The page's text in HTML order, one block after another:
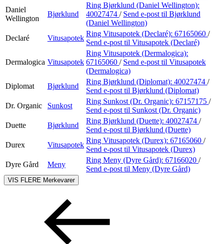
Daniel
Wellington
Bjørklund
Ring Bjørklund (Daniel Wellington):
40027474 / Send e-post til Bjørklund
(Daniel Wellington)
Declaré
Vitusapotek
Ring Vitusapotek (Declaré): 67165060 /
Send e-post til Vitusapotek (Declaré)
Dermalogica Vitusapotek
Ring Vitusapotek (Dermalogica):
67165060 / Send e-post til Vitusapotek
(Dermalogica)
Diplomat
Bjørklund
Ring Bjørklund (Diplomat): 40027474 /
Send e-post til Bjørklund (Diplomat)
Dr. Organic
Sunkost
Ring Sunkost (Dr. Organic): 67157175 /
Send e-post til Sunkost (Dr. Organic)
Duette
Bjørklund
Ring Bjørklund (Duette): 40027474 /
Send e-post til Bjørklund (Duette)
Durex
Vitusapotek
Ring Vitusapotek (Durex): 67165060 /
Send e-post til Vitusapotek (Durex)
Dyre Gård
Meny
Ring Meny (Dyre Gård): 67166020 /
Send e-post til Meny (Dyre Gård)
VIS FLERE Merkevarer